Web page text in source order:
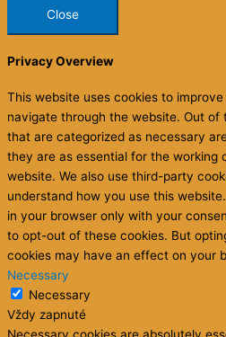
Close
Privacy Overview
This website uses cookies to
navigate through the website. Out of
that are categorized as necessary
they are as essential for the working
website. We also use third-party
understand how you use this
in your browser only with your
to opt-out of these cookies. But
cookies may have an effect on your
Necessary
Necessary
Vždy zapnuté